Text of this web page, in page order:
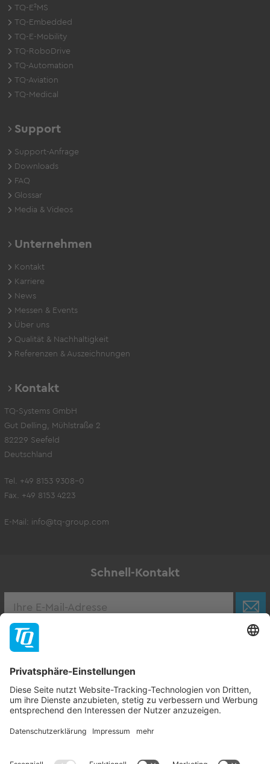
TQ-E²MS
TQ-Embedded
TQ-E-Mobility
TQ-RoboDrive
TQ-Automation
TQ-Aviation
TQ-Medical
Support
Support-Anfrage
Downloads
FAQ
Glossar
Media & Videos
Unternehmen
Kontakt
Karriere
News
Messen & Events
Über uns
Qualität & Nachhaltigkeit
Referenzen & Auszeichnungen
Kontakt
TQ-Systems GmbH
Gut Delling, Mühlstraße 2
82229 Seefeld
Deutschland
Tel. +49 8153 9308-0
Fax. +49 8153 4223
E-Mail: info@tq-group.com
Schnell-Kontakt
Zur Stellenbörse
Follow TQ-Group